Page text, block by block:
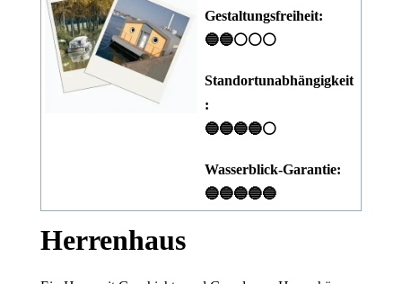
Gestaltungsfreiheit:
🔵🔵⚪⚪⚪
Standortunabhängigkeit
:
🔵🔵🔵🔵⚪
Wasserblick-Garantie:
🔵🔵🔵🔵🔵
Herrenhaus